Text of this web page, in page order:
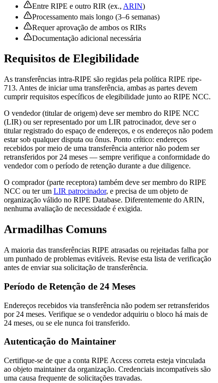
Entre RIPE e outro RIR (ex., ARIN)
Processamento mais longo (3–6 semanas)
Requer aprovação de ambos os RIRs
Documentação adicional necessária
Requisitos de Elegibilidade
As transferências intra-RIPE são regidas pela política RIPE ripe-
713. Antes de iniciar uma transferência, ambas as partes devem
cumprir requisitos específicos de elegibilidade junto ao RIPE NCC.
O vendedor (titular de origem) deve ser membro do RIPE NCC
(LIR) ou ser representado por um LIR patrocinador, deve ser o
titular registrado do espaço de endereços, e os endereços não podem
estar sob qualquer disputa ou ônus. Ponto crítico: endereços
recebidos por meio de uma transferência anterior não podem ser
retransferidos por 24 meses — sempre verifique a conformidade do
vendedor com o período de retenção durante a due diligence.
O comprador (parte receptora) também deve ser membro do RIPE
NCC ou ter um LIR patrocinador, e precisa de um objeto de
organização válido no RIPE Database. Diferentemente do ARIN,
nenhuma avaliação de necessidade é exigida.
Armadilhas Comuns
A maioria das transferências RIPE atrasadas ou rejeitadas falha por
um punhado de problemas evitáveis. Revise esta lista de verificação
antes de enviar sua solicitação de transferência.
Período de Retenção de 24 Meses
Endereços recebidos via transferência não podem ser retransferidos
por 24 meses. Verifique se o vendedor adquiriu o bloco há mais de
24 meses, ou se ele nunca foi transferido.
Autenticação do Maintainer
Certifique-se de que a conta RIPE Access correta esteja vinculada
ao objeto maintainer da organização. Credenciais incompatíveis são
uma causa frequente de solicitações travadas.